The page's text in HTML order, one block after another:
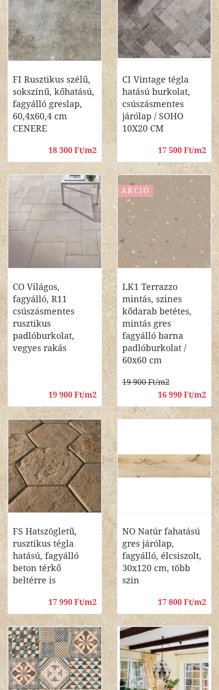
FI Rusztikus szélű,
sokszínű, kőhatású,
fagyálló greslap,
60,4x60,4 cm
CENERE
18 300 Ft/m2
CI Vintage tégla
hatású burkolat,
csúszásmentes
járólap / SOHO
10X20 CM
17 500 Ft/m2
CO Világos,
fagyálló, R11
csúszásmentes
rusztikus
padlóburkolat,
vegyes rakás
19 900 Ft/m2
AKCIÓ
LK1 Terrazzo
mintás, szines
kődarab betétes,
mintás gres
fagyálló barna
padlóburkolat /
60x60 cm
19 900 Ft/m2
16 990 Ft/m2
FS Hatszögletű,
rusztikus tégla
hatású, fagyálló
beton térkő
beltérre is
17 990 Ft/m2
NO Natúr fahatású
gres járólap,
fagyálló, élcsiszolt,
30x120 cm, több
szin
17 800 Ft/m2